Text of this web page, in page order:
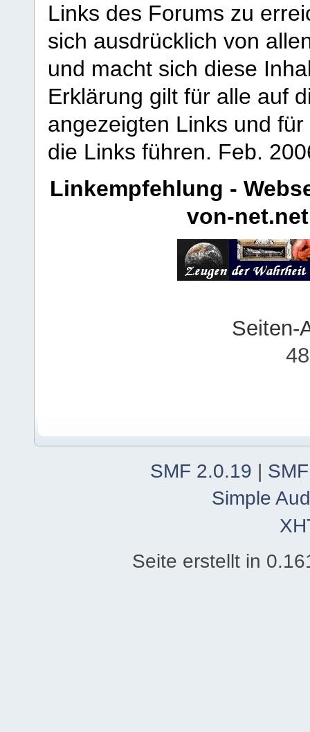
Links des Forums zu
sich ausdrücklich von
und macht sich diese
Erklärung gilt für alle auf
angezeigten Links und
die Links führen. Feb.
Linkempfehlung -
von-net.net
Seiten-
SMF 2.0.19 |
Simple
Seite erstellt in